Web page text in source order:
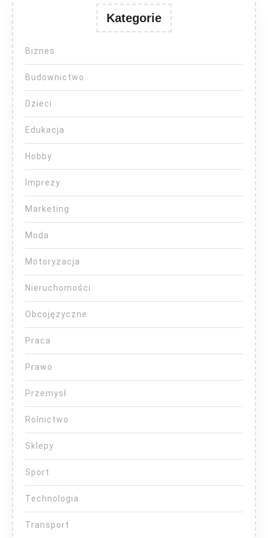
Kategorie
Biznes
Budownictwo
Dzieci
Edukacja
Hobby
Imprezy
Marketing
Moda
Motoryzacja
Nieruchomości
Obcojęzyczne
Praca
Prawo
Przemysł
Rolnictwo
Sklepy
Sport
Technologia
Transport